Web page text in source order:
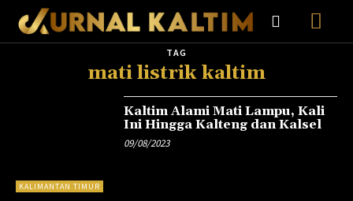
TAG
mati listrik kaltim
KALIMANTAN TIMUR
Kaltim Alami Mati Lampu, Kali
Ini Hingga Kalteng dan Kalsel
09/08/2023